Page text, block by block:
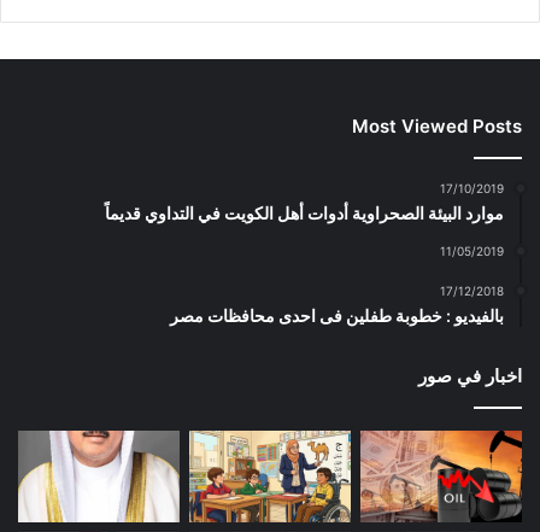
Most Viewed Posts
17/10/2019
موارد البيئة الصحراوية أدوات أهل الكويت في التداوي قديماً
11/05/2019
17/12/2018
بالفيديو : خطوبة طفلين فى احدى محافظات مصر
اخبار في صور